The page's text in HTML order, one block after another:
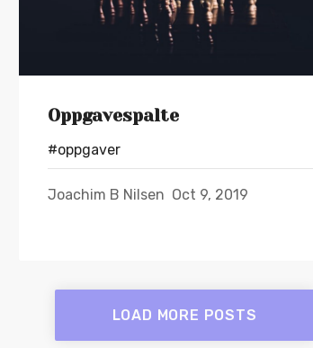
Oppgavespalte
#oppgaver
Joachim B Nilsen Oct 9, 2019
LOAD MORE POSTS